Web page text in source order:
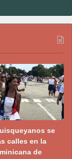
se
calles en la
de